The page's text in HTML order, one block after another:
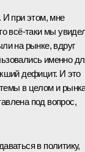
И при этом, мне
всё‑таки мы
на рынке, вдруг
именно
дефицит. И это
в целом и
под вопрос,
в политику,